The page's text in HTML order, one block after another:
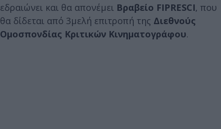
εδραιώνει και θα απονέμει Βραβείο FIPRESCI, που
θα δίδεται από 3μελή επιτροπή της Διεθνούς
Ομοσπονδίας Κριτικών Κινηματογράφου.